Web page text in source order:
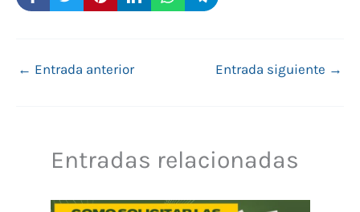
← Entrada anterior Entrada siguiente →
Entradas relacionadas